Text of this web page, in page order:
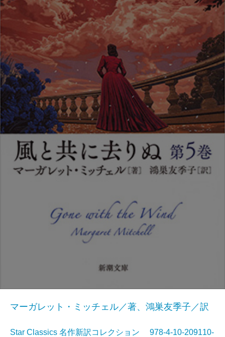
マーガレット・ミッチェル／著、鴻巣友季子／訳
Star Classics 名作新訳コレクション 978-4-10-209110-